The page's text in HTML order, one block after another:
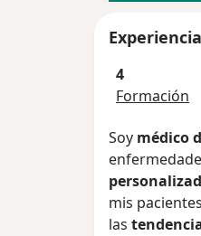
Experiencia
4
Formación
Soy médico
mis
las